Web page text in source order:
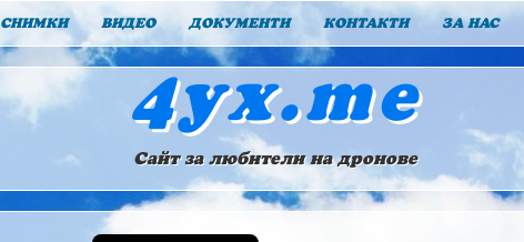
СНИМКИ ВИДЕО ДОКУМЕНТИ КОНТАКТИ ЗА НАС
4yx.me
Сайт за любители на дронове